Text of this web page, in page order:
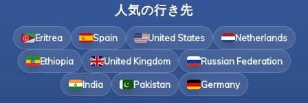
人気の行き先
Eritrea Spain United States Netherlands
Ethiopia United Kingdom Russian Federation
India Pakistan Germany